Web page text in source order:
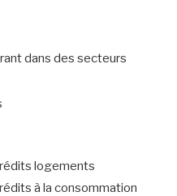
dans des secteurs
logements
à la consommation